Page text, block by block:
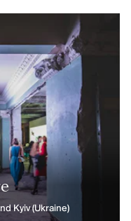
Kyiv (Ukraine)